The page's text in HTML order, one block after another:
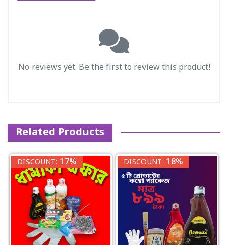
No reviews yet. Be the first to review this product!
Related Products
DISCOUNT: 17% DISCOUNT: 18%